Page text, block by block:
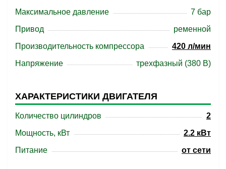
Максимальное давление
7 бар
Привод
ременной
Производительность компрессора
420 л/мин
Напряжение
трехфазный (380 В)
ХАРАКТЕРИСТИКИ ДВИГАТЕЛЯ
Количество цилиндров
2
Мощность, кВт
2.2 кВт
Питание
от сети